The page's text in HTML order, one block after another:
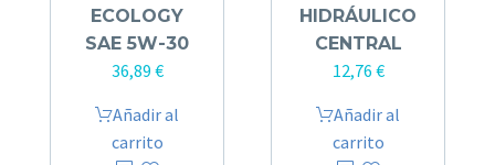
ECOLOGY
SAE 5W-30
36,89 €
Añadir al
carrito
HIDRÁULICO
CENTRAL
12,76 €
Añadir al
carrito